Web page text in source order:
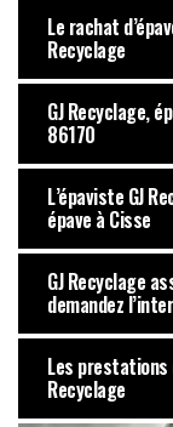
Le rachat
Recyclage
GJ Recyclage,
86170
L’épaviste GJ
épave à Cisse
GJ Recyclage
demandez
Les prestations
Recyclage